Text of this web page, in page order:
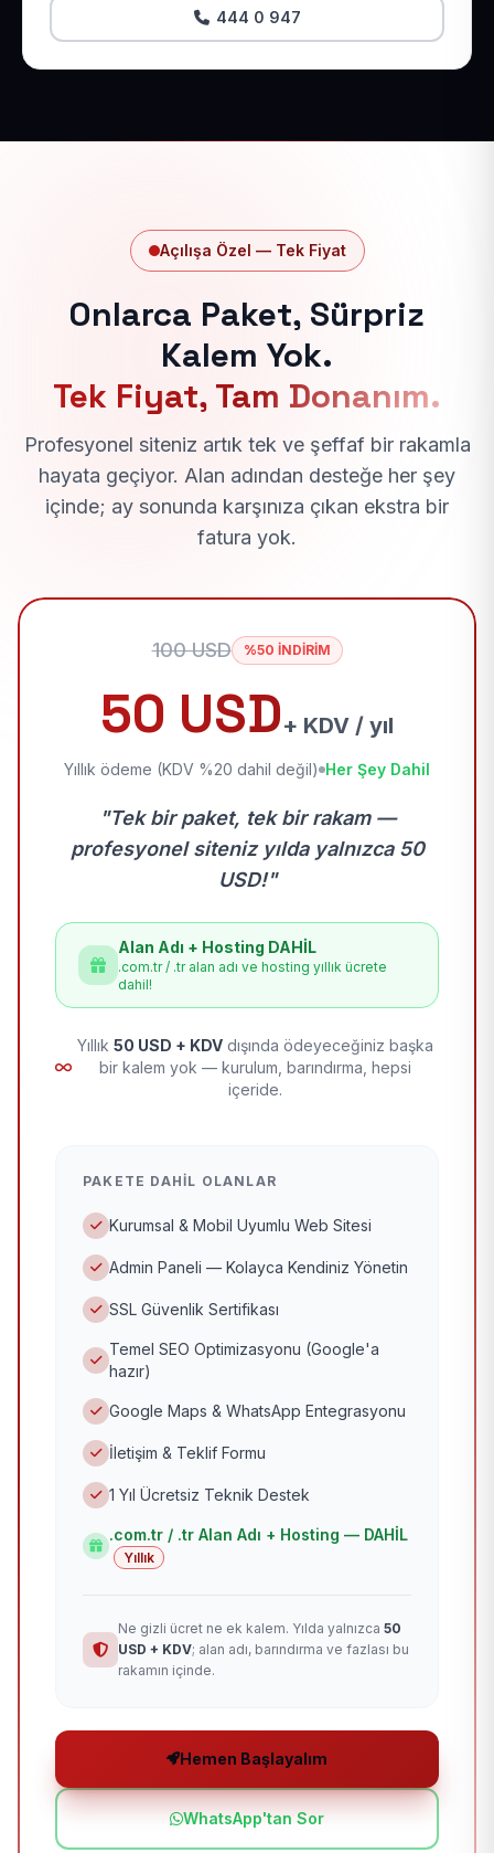
444 0 947
Açılışa Özel — Tek Fiyat
Onlarca Paket, Sürpriz
Kalem Yok.
Tek Fiyat, Tam Donanım.
Profesyonel siteniz artık tek ve şeffaf bir rakamla
hayata geçiyor. Alan adından desteğe her şey
içinde; ay sonunda karşınıza çıkan ekstra bir
fatura yok.
100 USD %50 İNDİRİM
50 USD+ KDV / yıl
Yıllık ödeme (KDV %20 dahil değil) Her Şey Dahil
"Tek bir paket, tek bir rakam —
profesyonel siteniz yılda yalnızca 50
USD!"
Alan Adı + Hosting DAHİL
.com.tr / .tr alan adı ve hosting yıllık ücrete
dahil!
Yıllık 50 USD + KDV dışında ödeyeceğiniz başka
bir kalem yok — kurulum, barındırma, hepsi
içeride.
PAKETE DAHIL OLANLAR
Kurumsal & Mobil Uyumlu Web Sitesi
Admin Paneli — Kolayca Kendiniz Yönetin
SSL Güvenlik Sertifikası
Temel SEO Optimizasyonu (Google'a
hazır)
Google Maps & WhatsApp Entegrasyonu
İletişim & Teklif Formu
1 Yıl Ücretsiz Teknik Destek
.com.tr / .tr Alan Adı + Hosting — DAHİL
Yıllık
Ne gizli ücret ne ek kalem. Yılda yalnızca 50
USD + KDV; alan adı, barındırma ve fazlası bu
rakamın içinde.
Hemen Başlayalım
WhatsApp'tan Sor